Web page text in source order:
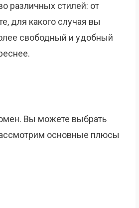
различных стилей: от
для какого случая вы
свободный и удобный
Вы можете выбрать
основные плюсы